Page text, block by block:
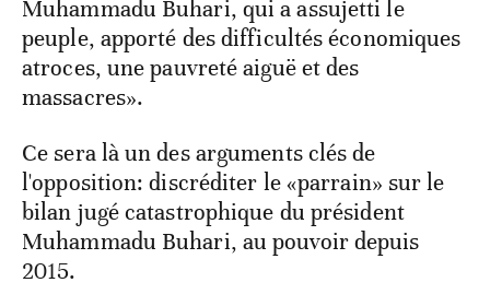
Muhammadu Buhari, qui a assujetti le
peuple, apporté des difficultés économiques
atroces, une pauvreté aiguë et des
massacres».
Ce sera là un des arguments clés de
l'opposition: discréditer le «parrain» sur le
bilan jugé catastrophique du président
Muhammadu Buhari, au pouvoir depuis
2015.